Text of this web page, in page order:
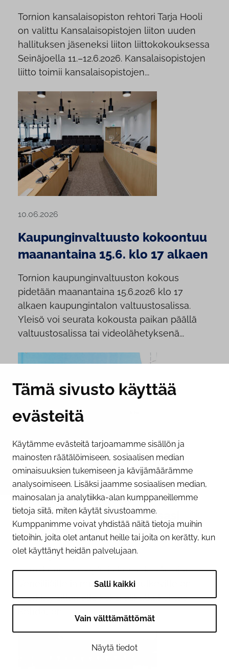
Tämä sivusto käyttää
evästeitä
Käytämme evästeitä tarjoamamme sisällön ja
mainosten räätälöimiseen, sosiaalisen median
ominaisuuksien tukemiseen ja kävijämäärämme
analysoimiseen. Lisäksi jaamme sosiaalisen median,
mainosalan ja analytiikka-alan kumppaneillemme
tietoja siitä, miten käytät sivustoamme.
Kumppanimme voivat yhdistää näitä tietoja muihin
tietoihin, joita olet antanut heille tai joita on kerätty, kun
olet käyttänyt heidän palvelujaan.
Salli kaikki
Vain välttämättömät
Näytä tiedot
Tornion kansalaisopiston rehtori Tarja Hooli
on valittu Kansalaisopistojen liiton uuden
hallituksen jäseneksi liiton liittokokouksessa
Seinäjoella 11.–12.6.2026. Kansalaisopistojen
liitto toimii kansalaisopistojen...
10.06.2026
Kaupunginvaltuusto kokoontuu
maanantaina 15.6. klo 17 alkaen
Tornion kaupunginvaltuuston kokous
pidetään maanantaina 15.6.2026 klo 17
alkaen kaupungintalon valtuustosalissa.
Yleisö voi seurata kokousta paikan päällä
valtuustosalissa tai videolähetyksenä...
09.06.2026
Huomioi Tornion sillan
alikulkukohdat liikkuessasi
joella kesällä
Tornionjoen ylittävän sillan
peruskunnostustyöt jatkuvat kesän ajan.
Veneilijöille ja muille joella kulkeville on
merkitty sillan alle kaksi alikulkukohtaa.